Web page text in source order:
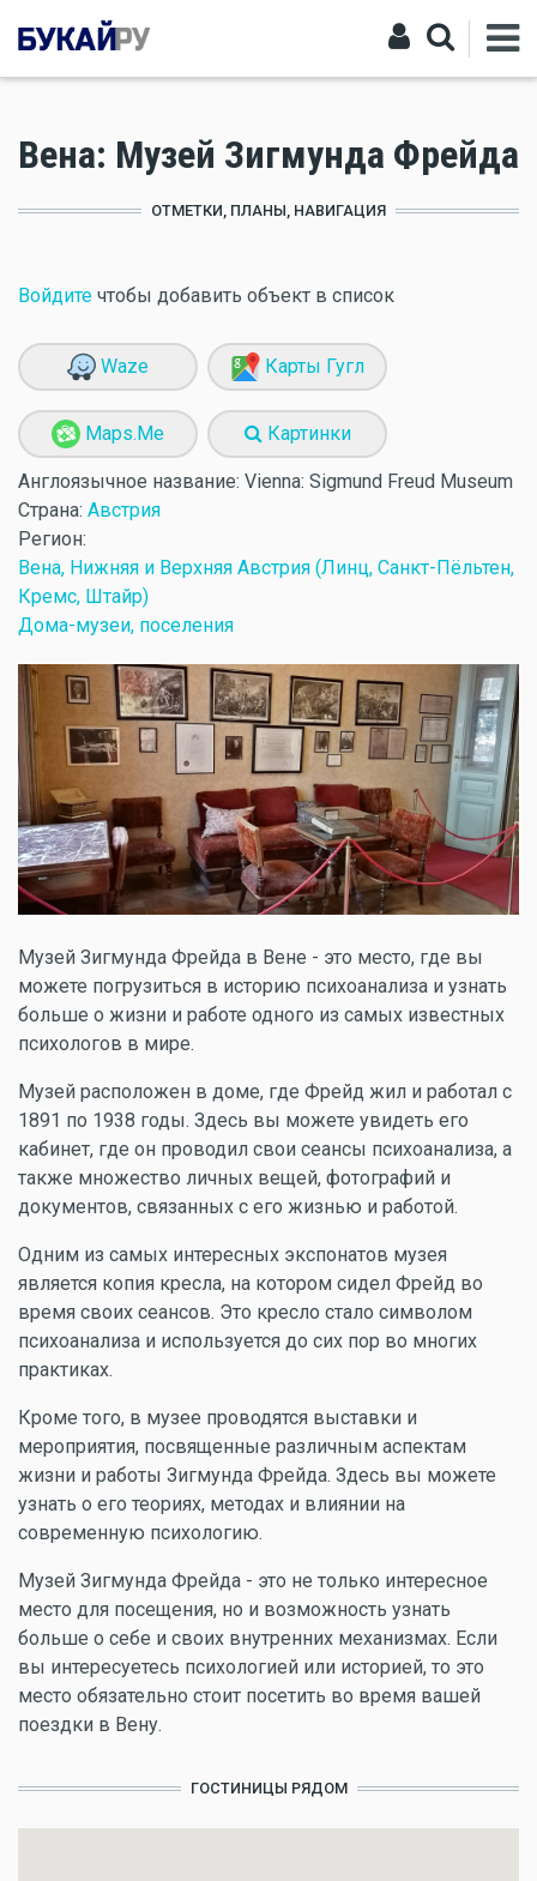
Вена: Музей Зигмунда Фрейда
ОТМЕТКИ, ПЛАНЫ, НАВИГАЦИЯ
Войдите чтобы добавить объект в список
Waze Карты Гугл
Maps.Me Картинки
Англоязычное название: Vienna: Sigmund Freud Museum
Страна: Австрия
Регион:
Вена, Нижняя и Верхняя Австрия (Линц, Санкт-Пёльтен,
Кремс, Штайр)
Дома-музеи, поселения
Музей Зигмунда Фрейда в Вене - это место, где вы
можете погрузиться в историю психоанализа и узнать
больше о жизни и работе одного из самых известных
психологов в мире.
Музей расположен в доме, где Фрейд жил и работал с
1891 по 1938 годы. Здесь вы можете увидеть его
кабинет, где он проводил свои сеансы психоанализа, а
также множество личных вещей, фотографий и
документов, связанных с его жизнью и работой.
Одним из самых интересных экспонатов музея
является копия кресла, на котором сидел Фрейд во
время своих сеансов. Это кресло стало символом
психоанализа и используется до сих пор во многих
практиках.
Кроме того, в музее проводятся выставки и
мероприятия, посвященные различным аспектам
жизни и работы Зигмунда Фрейда. Здесь вы можете
узнать о его теориях, методах и влиянии на
современную психологию.
Музей Зигмунда Фрейда - это не только интересное
место для посещения, но и возможность узнать
больше о себе и своих внутренних механизмах. Если
вы интересуетесь психологией или историей, то это
место обязательно стоит посетить во время вашей
поездки в Вену.
ГОСТИНИЦЫ РЯДОМ